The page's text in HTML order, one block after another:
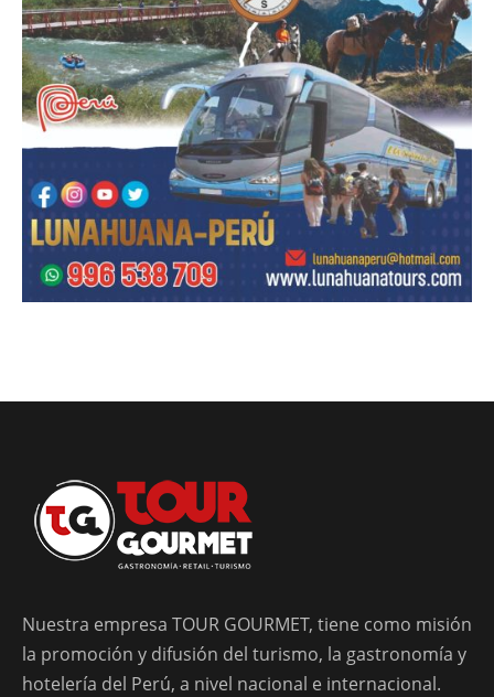
Nuestra empresa TOUR GOURMET, tiene como misión
la promoción y difusión del turismo, la gastronomía y
hotelería del Perú, a nivel nacional e internacional.